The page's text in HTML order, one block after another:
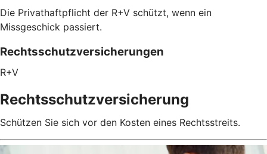
Die Privathaftpflicht der R+V schützt, wenn ein
Missgeschick passiert.
Rechtsschutzversicherungen
R+V
Rechtsschutzversicherung
Schützen Sie sich vor den Kosten eines Rechtsstreits.